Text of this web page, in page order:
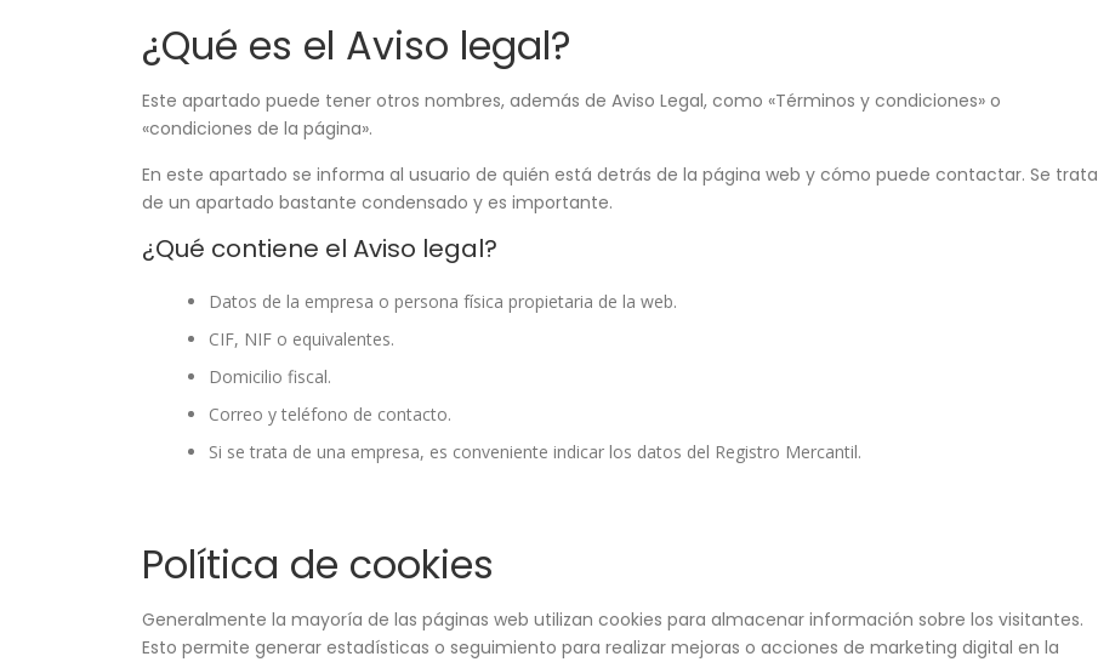
¿Qué es el Aviso legal?
Este apartado puede tener otros nombres, además de Aviso Legal, como «Términos y condiciones» o
«condiciones de la página».
En este apartado se informa al usuario de quién está detrás de la página web y cómo puede contactar. Se trata
de un apartado bastante condensado y es importante.
¿Qué contiene el Aviso legal?
Datos de la empresa o persona física propietaria de la web.
CIF, NIF o equivalentes.
Domicilio fiscal.
Correo y teléfono de contacto.
Si se trata de una empresa, es conveniente indicar los datos del Registro Mercantil.
Política de cookies
Generalmente la mayoría de las páginas web utilizan cookies para almacenar información sobre los visitantes.
Esto permite generar estadísticas o seguimiento para realizar mejoras o acciones de marketing digital en la